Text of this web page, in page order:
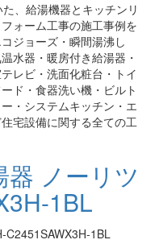
、給湯機器とキッチンリ
ォーム工事の施工事例を
ジョーズ・瞬間湯沸し
水器・暖房付き給湯器・
レビ・洗面化粧台・トイ
ド・食器洗い機・ビルト
・システムキッチン・エ
宅設備に関する全ての工
ノーリツ
1BL